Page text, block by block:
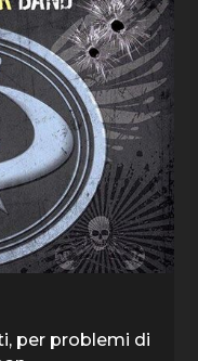
per problemi di